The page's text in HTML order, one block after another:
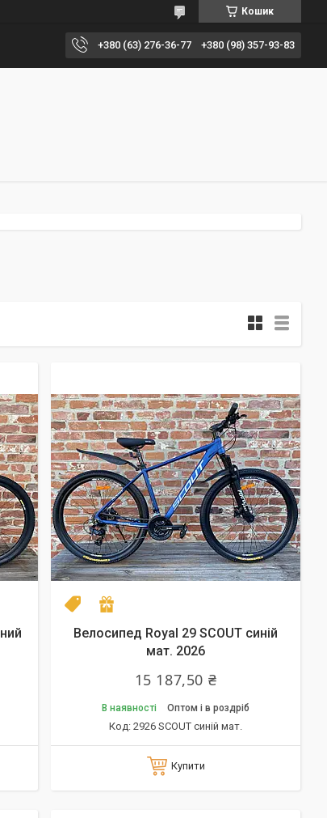
Кошик
+380 (63) 276-36-77 +380 (98) 357-93-83
NEW model 2026
Велосипед Royal 29 SCOUT синій
мат. 2026
15 187,50 ₴
В наявності Оптом і в роздріб
2926 SCOUT синій мат.
Купити